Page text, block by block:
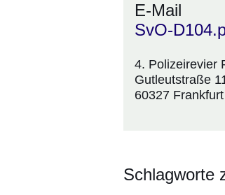
E-Mail
SvO-
4. Polizeirevier
Gutleutstraße
60327
Schlagworte